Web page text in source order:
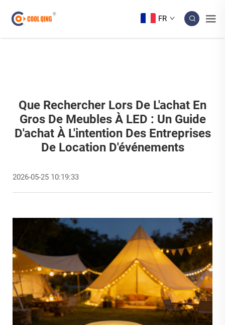
FR
Que Rechercher Lors De L'achat En
Gros De Meubles À LED : Un Guide
D'achat À L'intention Des Entreprises
De Location D'événements
2026-05-25 10:19:33